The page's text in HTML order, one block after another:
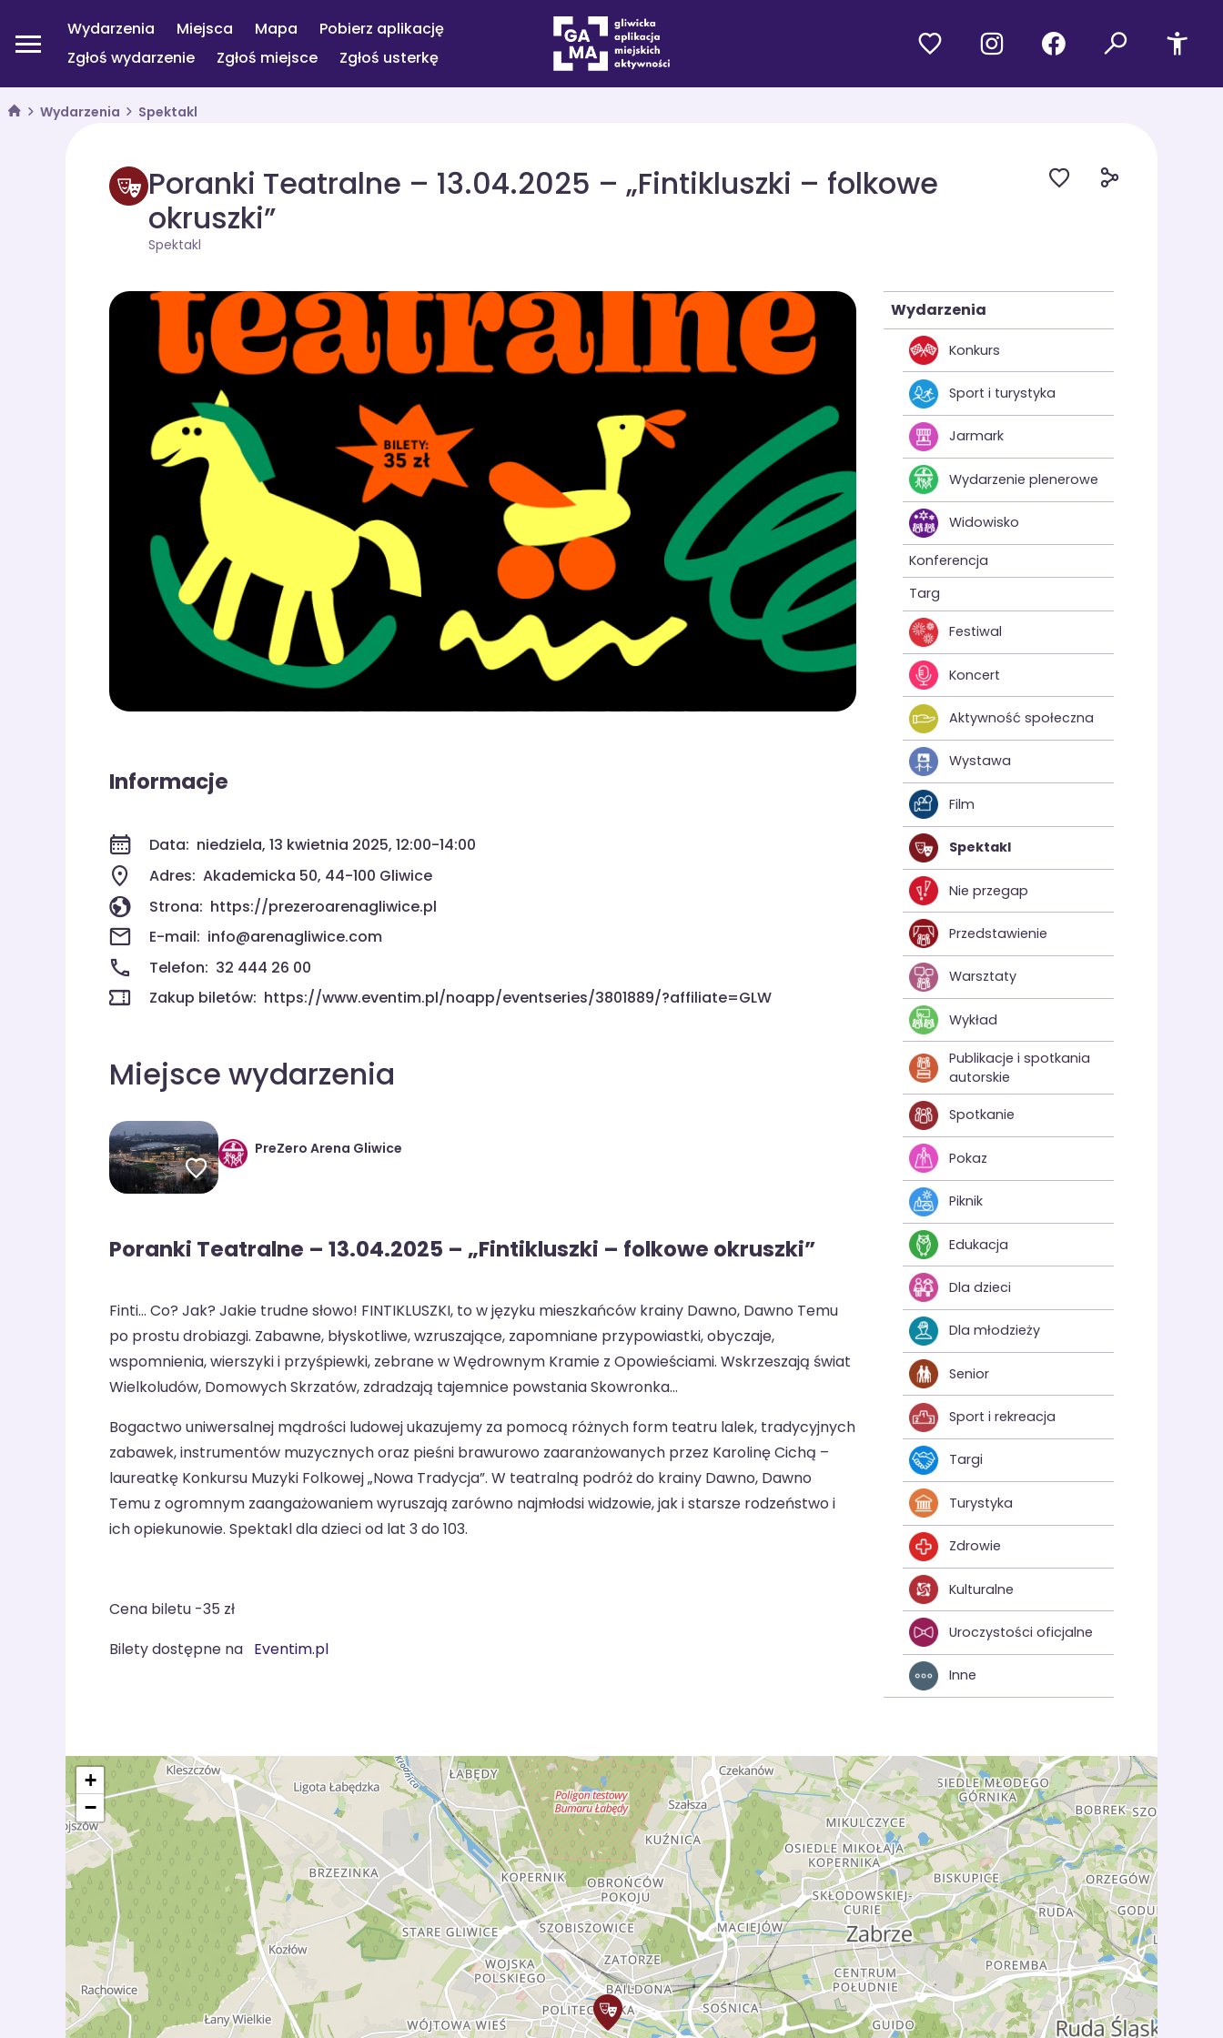
Wydarzenia Miejsca Mapa
Pobierz aplikację
Zgłoś wydarzenie
Zgłoś miejsce Zgłoś usterkę
Wydarzenia Spektakl
Poranki Teatralne – 13.04.2025 – „Fintikluszki – folkowe
okruszki”
Spektakl
Informacje
Data: niedziela, 13 kwietnia 2025, 12:00-14:00
Adres: Akademicka 50, 44-100 Gliwice
Strona: https://prezeroarenagliwice.pl
E-mail: info@arenagliwice.com
Telefon: 32 444 26 00
Zakup biletów: https://www.eventim.pl/noapp/eventseries/3801889/?affiliate=GLW
Miejsce wydarzenia
PreZero Arena Gliwice
Poranki Teatralne – 13.04.2025 – „Fintikluszki – folkowe okruszki”
Finti… Co? Jak? Jakie trudne słowo! FINTIKLUSZKI, to w języku mieszkańców krainy Dawno, Dawno Temu
po prostu drobiazgi. Zabawne, błyskotliwe, wzruszające, zapomniane przypowiastki, obyczaje,
wspomnienia, wierszyki i przyśpiewki, zebrane w Wędrownym Kramie z Opowieściami. Wskrzeszają świat
Wielkoludów, Domowych Skrzatów, zdradzają tajemnice powstania Skowronka…
Bogactwo uniwersalnej mądrości ludowej ukazujemy za pomocą różnych form teatru lalek, tradycyjnych
zabawek, instrumentów muzycznych oraz pieśni brawurowo zaaranżowanych przez Karolinę Cichą –
laureatkę Konkursu Muzyki Folkowej „Nowa Tradycja”. W teatralną podróż do krainy Dawno, Dawno
Temu z ogromnym zaangażowaniem wyruszają zarówno najmłodsi widzowie, jak i starsze rodzeństwo i
ich opiekunowie. Spektakl dla dzieci od lat 3 do 103.
Cena biletu -35 zł
Bilety dostępne na Eventim.pl
Wydarzenia
Konkurs
Sport i turystyka
Jarmark
Wydarzenie plenerowe
Widowisko
Konferencja
Targ
Festiwal
Koncert
Aktywność społeczna
Wystawa
Film
Spektakl
Nie przegap
Przedstawienie
Warsztaty
Wykład
Publikacje i spotkania
autorskie
Spotkanie
Pokaz
Piknik
Edukacja
Dla dzieci
Dla młodzieży
Senior
Sport i rekreacja
Targi
Turystyka
Zdrowie
Kulturalne
Uroczystości oficjalne
Inne
+
−